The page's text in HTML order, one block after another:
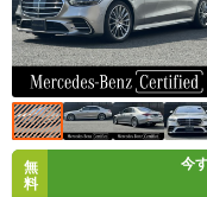
無
料
今